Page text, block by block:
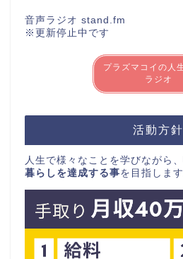
音声ラジオ stand.fm
※更新停止中です
プラズマコイの人
ラジオ
活動方針
人生で様々なことを学びながら、
暮らしを達成する事を目指します